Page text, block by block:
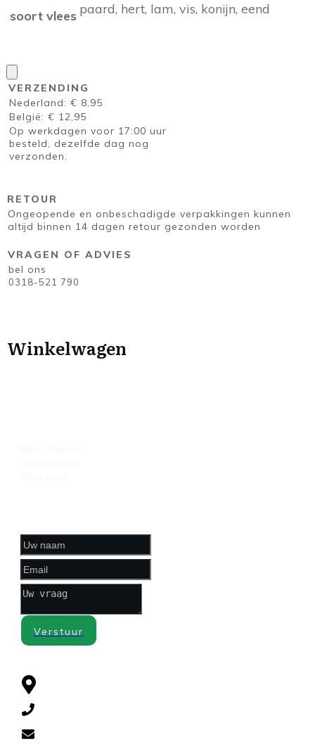
soort vlees paard, hert, lam, vis, konijn, eend
VERZENDING
Nederland: € 8,95
België: € 12,95
Op werkdagen voor 17:00 uur
besteld, dezelfde dag nog
verzonden.
RETOUR
Ongeopende en onbeschadigde verpakkingen kunnen
altijd binnen 14 dagen retour gezonden worden
VRAGEN OF ADVIES
bel ons
0318-521 790
Winkelwagen
Verstuur